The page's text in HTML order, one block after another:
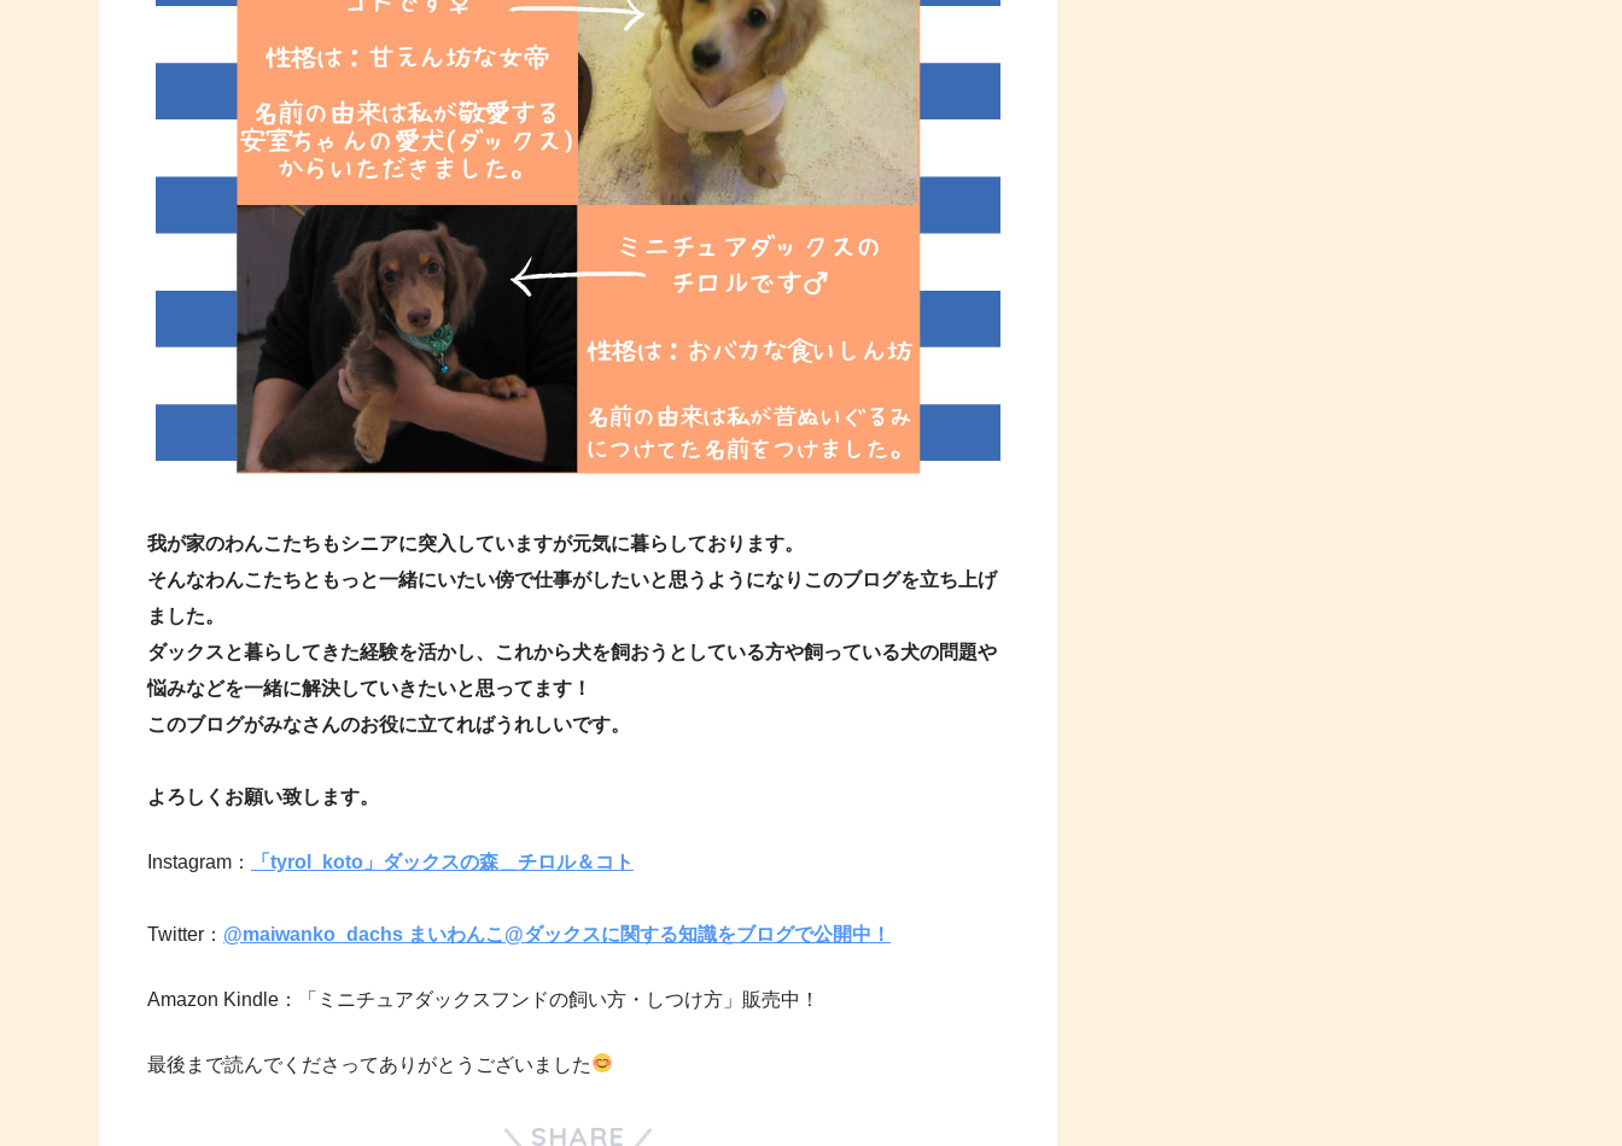
我が家のわんこたちもシニアに突入していますが元気に暮らしております。
そんなわんこたちともっと一緒にいたい傍で仕事がしたいと思うようになりこのブログを立ち上げ
ました。
ダックスと暮らしてきた経験を活かし、これから犬を飼おうとしている方や飼っている犬の問題や
悩みなどを一緒に解決していきたいと思ってます！
このブログがみなさんのお役に立てればうれしいです。
よろしくお願い致します。
Instagram： 「tyrol_koto」ダックスの森＿チロル＆コト
Twitter： @maiwanko_dachs まいわんこ@ダックスに関する知識をブログで公開中！
Amazon Kindle：「ミニチュアダックスフンドの飼い方・しつけ方」販売中！
最後まで読んでくださってありがとうございました
SHARE